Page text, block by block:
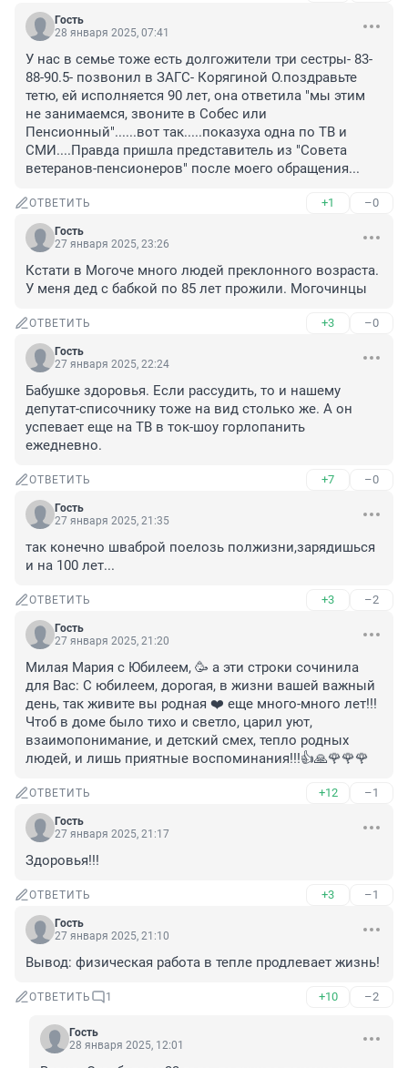
Гость
28 января 2025, 07:41
У нас в семье тоже есть долгожители три сестры- 83-
88-90.5- позвонил в ЗАГС- Корягиной О.поздравьте
тетю, ей исполняется 90 лет, она ответила "мы этим
не занимаемся, звоните в Собес или
Пенсионный"......вот так.....показуха одна по ТВ и
СМИ....Правда пришла представитель из "Совета
ветеранов-пенсионеров" после моего обращения...
ОТВЕТИТЬ +1 –0
Гость
27 января 2025, 23:26
Кстати в Могоче много людей преклонного возраста.
У меня дед с бабкой по 85 лет прожили. Могочинцы
ОТВЕТИТЬ +3 –0
Гость
27 января 2025, 22:24
Бабушке здоровья. Если рассудить, то и нашему
депутат-списочнику тоже на вид столько же. А он
успевает еще на ТВ в ток-шоу горлопанить
ежедневно.
ОТВЕТИТЬ +7 –0
Гость
27 января 2025, 21:35
так конечно шваброй поелозь полжизни,зарядишься
и на 100 лет...
ОТВЕТИТЬ +3 –2
Гость
27 января 2025, 21:20
Милая Мария с Юбилеем, 🥳 а эти строки сочинила
для Вас: С юбилеем, дорогая, в жизни вашей важный
день, так живите вы родная ❤️ еще много-много лет!!!
Чтоб в доме было тихо и светло, царил уют,
взаимопонимание, и детский смех, тепло родных
людей, и лишь приятные воспоминания!!!👍🙏🌹🌹🌹
ОТВЕТИТЬ +12 –1
Гость
27 января 2025, 21:17
Здоровья!!!
ОТВЕТИТЬ +3 –1
Гость
27 января 2025, 21:10
Вывод: физическая работа в тепле продлевает жизнь!
ОТВЕТИТЬ 1 +10 –2
Гость
28 января 2025, 12:01